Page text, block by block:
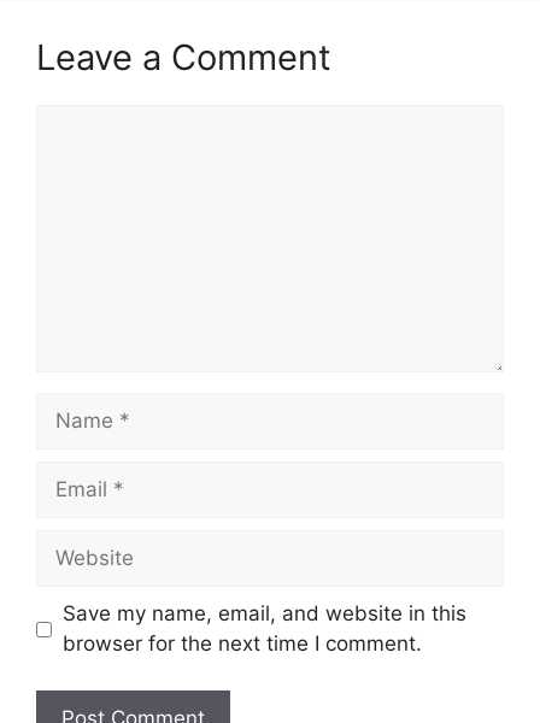
Leave a Comment
Name
Email
Website
Save my name, email, and website in this
browser for the next time I comment.